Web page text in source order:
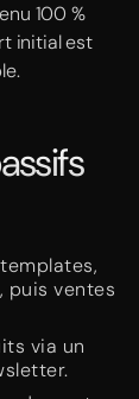
100 %
initial est
puis ventes
via un